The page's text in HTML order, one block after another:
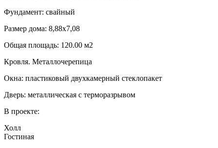
Фундамент: свайный
Размер дома: 8,88х7,08
Общая площадь: 120.00 м2
Кровля. Металлочерепица
Окна: пластиковый двухкамерный стеклопакет
Дверь: металлическая с терморазрывом
В проекте:
Холл
Гостиная